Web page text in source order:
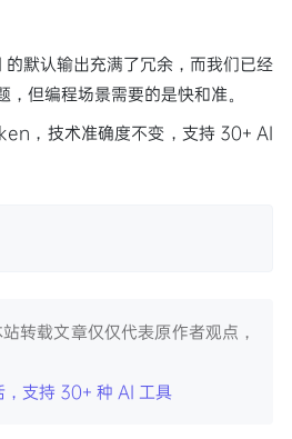
默认输出充满了冗余，而我们已经
但编程场景需要的是快和准。
，技术准确度不变，支持 30+ AI
转载文章仅仅代表原作者观点，
支持 30+ 种 AI 工具